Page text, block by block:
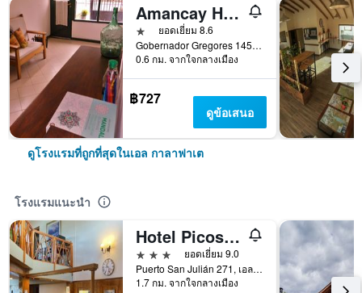
Amancay Hostal Patagonico
1 ดาวยอดเยี่ยม 8.6
Gobernador Gregores 1457, เอล กาลาฟาเต, ซานตากรุซ, อาร์เจนตินา
0.6 กม. จากใจกลางเมือง
฿727
ดูข้อเสนอ
ดูโรงแรมที่ถูกที่สุดในเอล กาลาฟาเต
โรงแรมแนะนำ
Hotel Picos Del Sur
3 ดาว
ยอดเยี่ยม 9.0
Puerto San Julián 271, เอล กาลาฟาเต, ซานตากรุซ, อาร์เจนตินา
1.7 กม. จากใจกลางเมือง